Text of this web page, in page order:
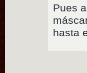
Pues
hasta